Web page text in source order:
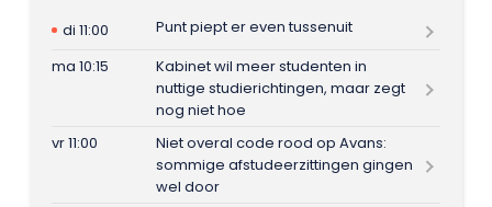
di 11:00
Punt piept er even tussenuit
ma 10:15
Kabinet wil meer studenten in
nuttige studierichtingen, maar zegt
nog niet hoe
vr 11:00
Niet overal code rood op Avans:
sommige afstudeerzittingen gingen
wel door